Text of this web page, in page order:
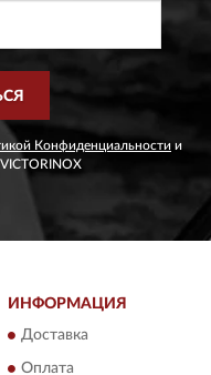
Конфиденциальности и
ИНФОРМАЦИЯ
Доставка
Оплата